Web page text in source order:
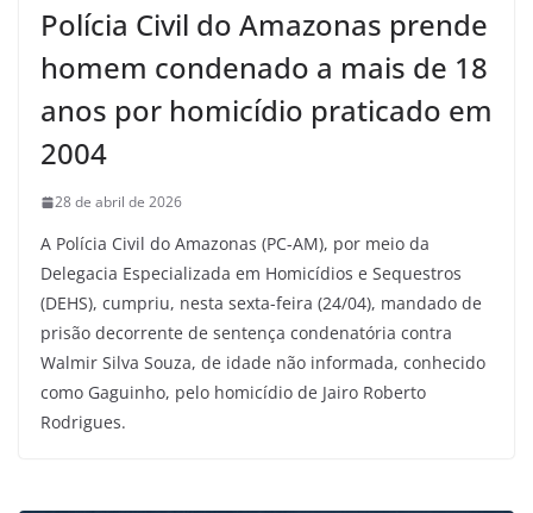
Polícia Civil do Amazonas prende
homem condenado a mais de 18
anos por homicídio praticado em
2004
28 de abril de 2026
A Polícia Civil do Amazonas (PC-AM), por meio da
Delegacia Especializada em Homicídios e Sequestros
(DEHS), cumpriu, nesta sexta-feira (24/04), mandado de
prisão decorrente de sentença condenatória contra
Walmir Silva Souza, de idade não informada, conhecido
como Gaguinho, pelo homicídio de Jairo Roberto
Rodrigues.